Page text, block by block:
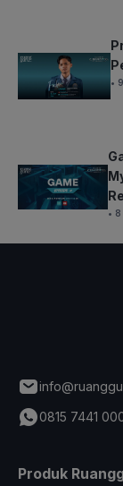
•
•
0815 7441
Produk